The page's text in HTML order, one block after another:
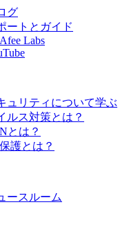
グ
ートとガイド
Labs
ュリティについて学ぶ
ルス対策とは？
とは？
護とは？
ースルーム